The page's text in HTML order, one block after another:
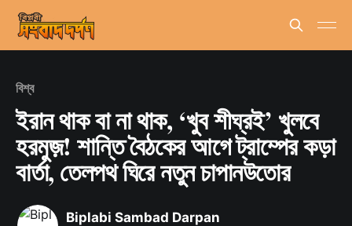
বিশ্ব
ইরান থাক বা না থাক, ‘খুব শীঘ্রই’ খুলবে
হরমুজ়! শান্তি বৈঠকের আগে ট্রাম্পের কড়া
বার্তা, তেলপথ ঘিরে নতুন চাপানউতোর
Biplabi Sambad Darpan